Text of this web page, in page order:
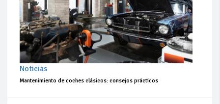
Noticias
Mantenimiento de coches clásicos: consejos prácticos